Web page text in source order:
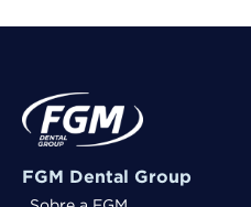
FGM Dental Group